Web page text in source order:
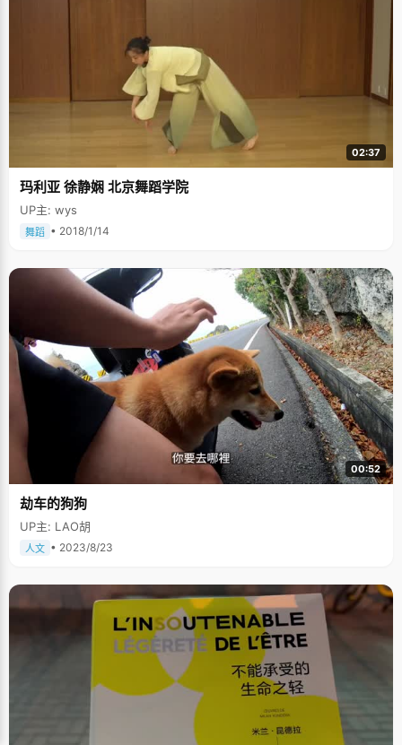
02:37
玛利亚 徐静娴 北京舞蹈学院
UP主: wys
舞蹈 • 2018/1/14
00:52
劫车的狗狗
UP主: LAO胡
人文 • 2023/8/23